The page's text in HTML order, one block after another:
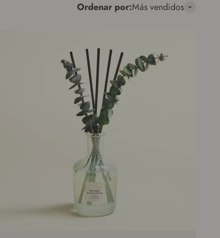
Ordenar por:Más vendidos